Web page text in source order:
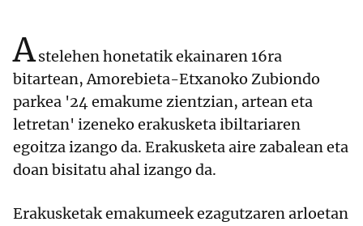
Astelehen honetatik ekainaren 16ra
bitartean, Amorebieta-Etxanoko Zubiondo
parkea '24 emakume zientzian, artean eta
letretan' izeneko erakusketa ibiltariaren
egoitza izango da. Erakusketa aire zabalean eta
doan bisitatu ahal izango da.
Erakusketak emakumeek ezagutzaren arloetan